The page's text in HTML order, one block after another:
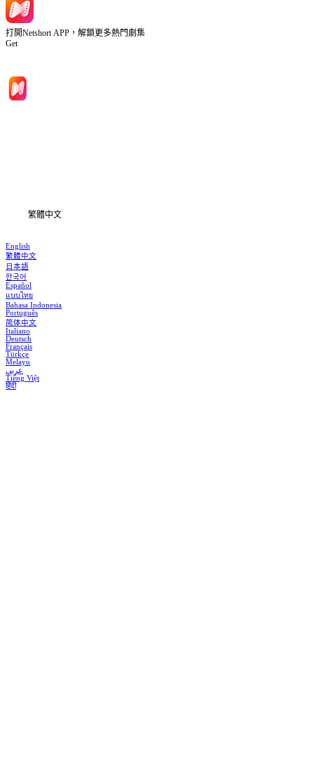
打開Netshort APP，解鎖更多熱門劇集
Get
繁體中文
English
繁體中文
日本語
한국어
Español
แบบไทย
Bahasa Indonesia
Português
简体中文
Italiano
Deutsch
Français
Türkçe
Melayu
عربي
Tiếng Việt
हिंदी